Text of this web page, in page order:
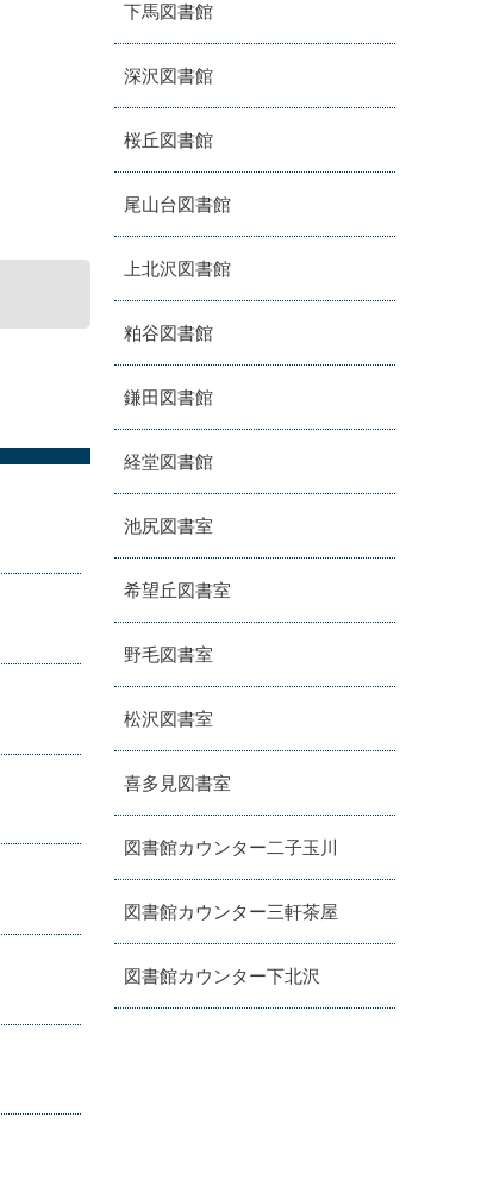
下馬図書館
深沢図書館
桜丘図書館
尾山台図書館
上北沢図書館
粕谷図書館
鎌田図書館
経堂図書館
池尻図書室
希望丘図書室
野毛図書室
松沢図書室
喜多見図書室
図書館カウンター二子玉川
図書館カウンター三軒茶屋
図書館カウンター下北沢